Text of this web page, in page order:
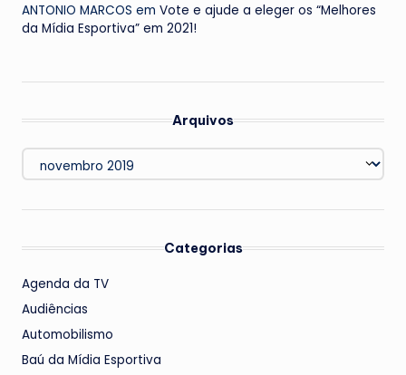
ANTONIO MARCOS em Vote e ajude a eleger os “Melhores
da Mídia Esportiva” em 2021!
Arquivos
Categorias
Agenda da TV
Audiências
Automobilismo
Baú da Mídia Esportiva